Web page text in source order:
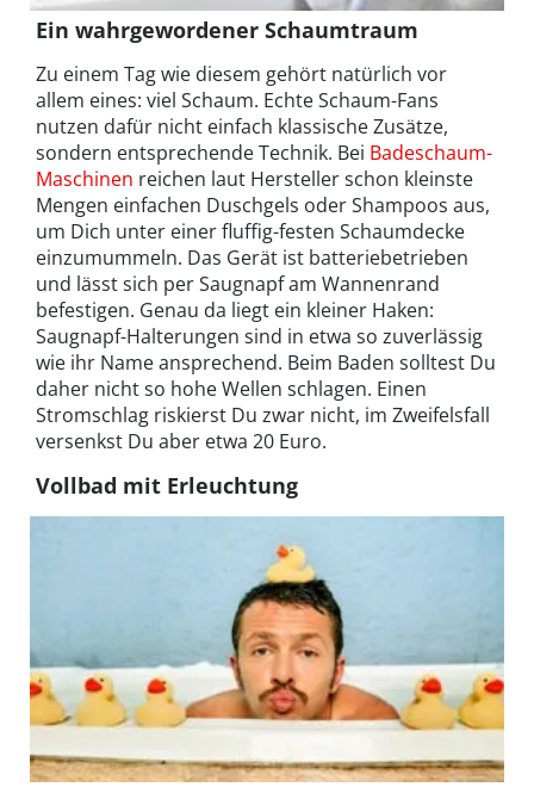
Ein wahrgewordener Schaumtraum
Zu einem Tag wie diesem gehört natürlich vor
allem eines: viel Schaum. Echte Schaum-Fans
nutzen dafür nicht einfach klassische Zusätze,
sondern entsprechende Technik. Bei Badeschaum-
Maschinen reichen laut Hersteller schon kleinste
Mengen einfachen Duschgels oder Shampoos aus,
um Dich unter einer fluffig-festen Schaumdecke
einzumummeln. Das Gerät ist batteriebetrieben
und lässt sich per Saugnapf am Wannenrand
befestigen. Genau da liegt ein kleiner Haken:
Saugnapf-Halterungen sind in etwa so zuverlässig
wie ihr Name ansprechend. Beim Baden solltest Du
daher nicht so hohe Wellen schlagen. Einen
Stromschlag riskierst Du zwar nicht, im Zweifelsfall
versenkst Du aber etwa 20 Euro.
Vollbad mit Erleuchtung